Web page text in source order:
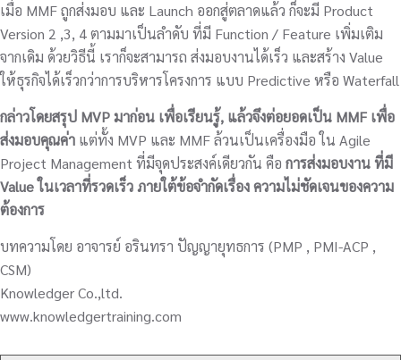
เมื่อ MMF ถูกส่งมอบ และ Launch ออกสู่ตลาดแล้ว ก็จะมี Product
Version 2 ,3, 4 ตามมาเป็นลำดับ ที่มี Function / Feature เพิ่มเติม
จากเดิม ด้วยวิธีนี้ เราก็จะสามารถ ส่งมอบงานได้เร็ว และสร้าง Value
ให้ธุรกิจได้เร็วกว่าการบริหารโครงการ แบบ Predictive หรือ Waterfall
กล่าวโดยสรุป MVP มาก่อน เพื่อเรียนรู้, แล้วจึงต่อยอดเป็น MMF เพื่อ
ส่งมอบคุณค่า แต่ทั้ง MVP และ MMF ล้วนเป็นเครื่องมือ ใน Agile
Project Management ที่มีจุดประสงค์เดียวกัน คือ การส่งมอบงาน ที่มี
Value ในเวลาที่รวดเร็ว ภายใต้ข้อจำกัดเรื่อง ความไม่ชัดเจนของความ
ต้องการ
บทความโดย อาจารย์ อรินทรา ปัญญายุทธการ (PMP , PMI-ACP ,
CSM)
Knowledger Co.,ltd.
www.knowledgertraining.com